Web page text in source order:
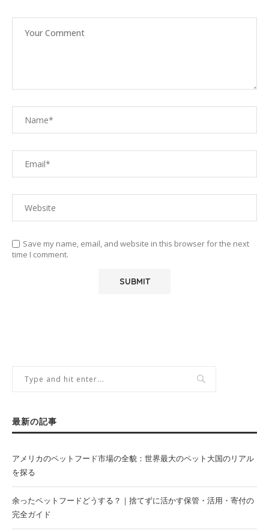
Save my name, email, and website in this browser for the next
time I comment.
最新の記事
アメリカのペットフード市場の全貌：世界最大のペット大国のリアル
を探る
余ったペットフードどうする？｜捨てずに活かす保管・活用・寄付の
完全ガイド